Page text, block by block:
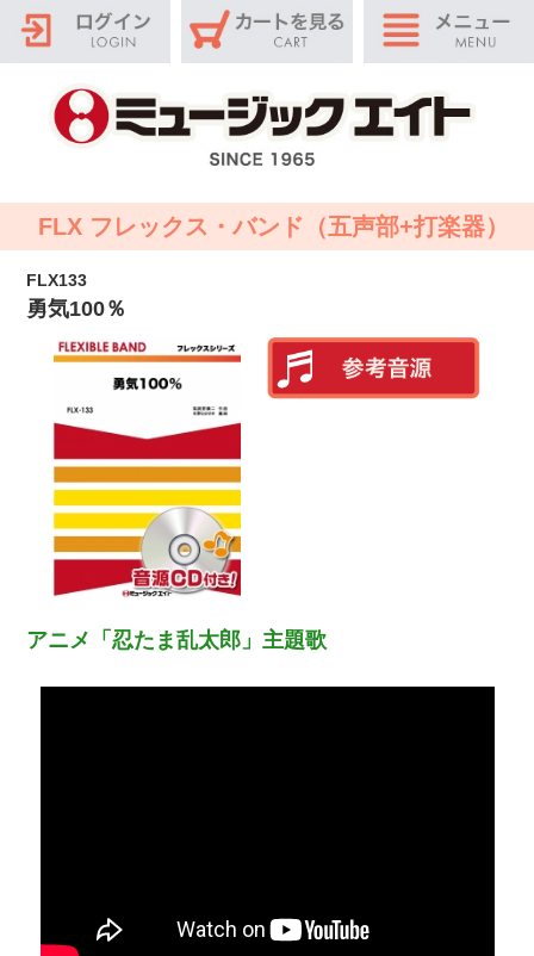
FLX フレックス・バンド（五声部+打楽器）
FLX133
勇気100％
アニメ「忍たま乱太郎」主題歌